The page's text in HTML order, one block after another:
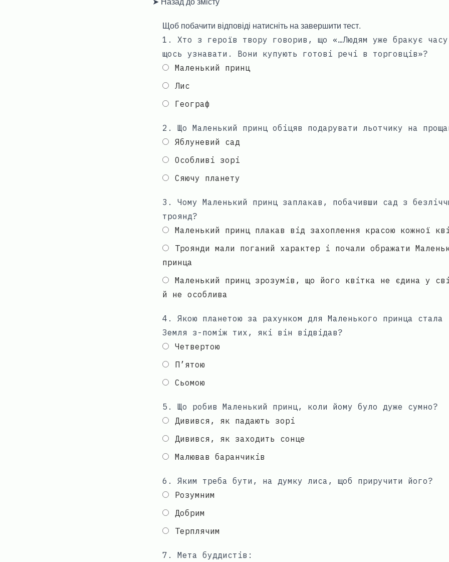
Щоб побачити відповіді натисніть на завершити тест.
1 . Хто з героїв твору говорив, що «…Людям уже бракує часу
щось узнавати. Вони купують готові речі в торговців»?
Маленький принц
Лис
Географ
2 . Що Маленький принц обіцяв подарувати льотчику на
Яблуневий сад
Особливі зорі
Сяючу планету
3 . Чому Маленький принц заплакав, побачивши сад з
троянд?
Маленький принц плакав від захоплення красою кожної
Троянди мали поганий характер і почали ображати
принца
Маленький принц зрозумів, що його квітка не єдина у
й не особлива
4 . Якою планетою за рахунком для Маленького принца стала
Земля з-поміж тих, які він відвідав?
Четвертою
П’ятою
Сьомою
5 . Що робив Маленький принц, коли йому було дуже сумно?
Дивився, як падають зорі
Дивився, як заходить сонце
Малював баранчиків
6 . Яким треба бути, на думку лиса, щоб приручити його?
Розумним
Добрим
Терплячим
7 . Мета буддистів: